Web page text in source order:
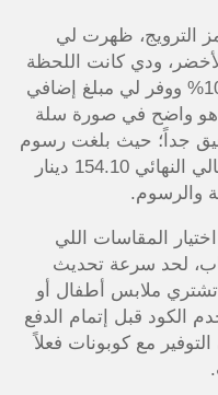
الترويج، ظهرت لي
ودي كانت اللحظة
اللي اتأكدت فيها إن الكود فعال 100% ووفر لي مبلغ إضافي
هو واضح في صورة سلة
جداً؛ حيث بلغت رسوم
الشحن 20 دينار فقط، وطلع الإجمالي النهائي 154.10 دينار
والرسوم.
المقاسات اللي
لحد سرعة تحديث
ملابس أطفال أو
الكود قبل إتمام الدفع
مع كوبونات فعلاً